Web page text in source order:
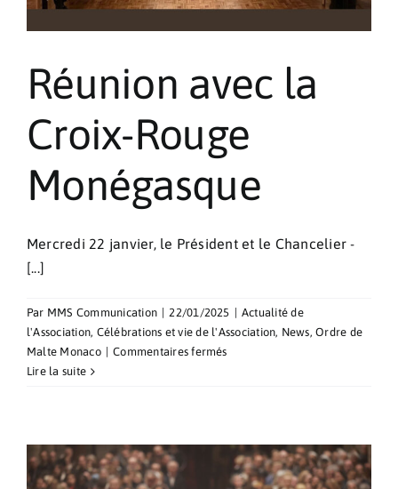
Réunion avec la
Croix-Rouge
Monégasque
Mercredi 22 janvier, le Président et le Chancelier -
[...]
Par MMS Communication 22/01/2025
Actualité de
l'Association, Célébrations et vie de l'Association, News,Ordre de
Malte Monaco
Commentaires ferméssur
Rouge
Monégasque
Lire la suite